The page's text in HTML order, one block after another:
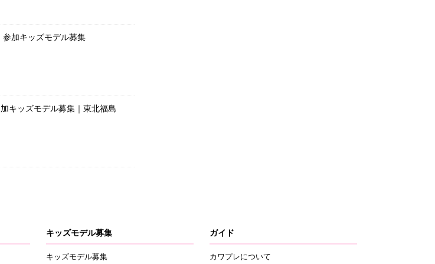
参加キッズモデル募集
キッズモデル募集｜東北福島
キッズモデル募集
キッズモデル募集
ガイド
カワプレについて